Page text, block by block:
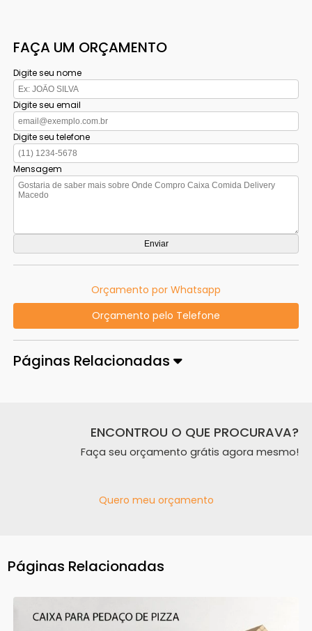
FAÇA UM ORÇAMENTO
Digite seu nome
Digite seu email
Digite seu telefone
Mensagem
Orçamento por Whatsapp
Orçamento pelo Telefone
Páginas Relacionadas
ENCONTROU O QUE PROCURAVA?
Faça seu orçamento grátis agora mesmo!
Quero meu orçamento
Páginas Relacionadas